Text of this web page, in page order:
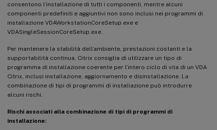
consentono l’installazione di tutti i componenti, mentre alcuni
componenti predefiniti e aggiuntivi non sono inclusi nei programmi di
installazione VDAWorkstationCoreSetup.exe e
VDASingleSessionCoreSetup.exe.
Per mantenere la stabilità dell’ambiente, prestazioni costanti e la
supportabilità continua, Citrix consiglia di utilizzare un tipo di
programma di installazione coerente per l’intero ciclo di vita di un VDA
Citrix, inclusi installazione, aggiornamento e disinstallazione. La
combinazione di tipi di programmi di installazione può introdurre
alcuni rischi.
Rischi associati alla combinazione di tipi di programmi di
installazione: